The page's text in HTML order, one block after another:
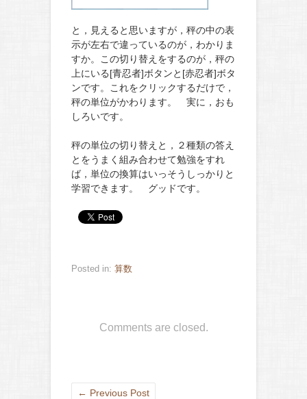
と，見えると思いますが，秤の中の表
示が左右で違っているのが，わかりま
すか。この切り替えをするのが，秤の
上にいる[青忍者]ボタンと[赤忍者]ボタ
ンです。これをクリックするだけで，
秤の単位がかわります。 実に，おも
しろいです。
秤の単位の切り替えと，２種類の答え
とをうまく組み合わせて勉強をすれ
ば，単位の換算はいっそうしっかりと
学習できます。 グッドです。
Posted in: 算数
Comments are closed.
← Previous Post